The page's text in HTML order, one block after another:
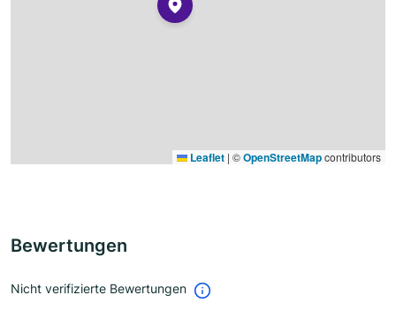
Leaflet | ©OpenStreetMapcontributors
Bewertungen
Nicht verifizierte Bewertungen